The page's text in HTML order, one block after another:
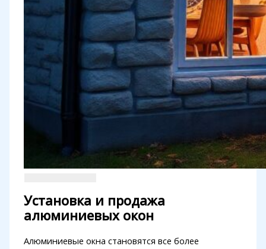
Установка и продажа
алюминиевых окон
Алюминиевые окна становятся все более